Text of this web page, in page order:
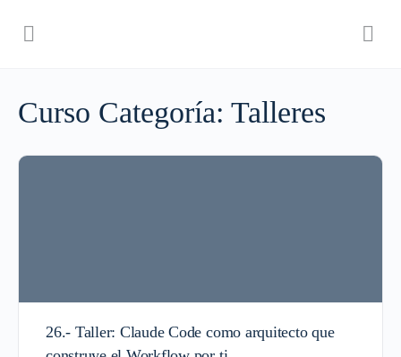
Curso Categoría: Talleres
26.- Taller: Claude Code como arquitecto que